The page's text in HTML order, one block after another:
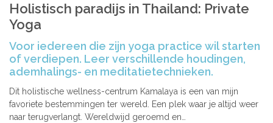
Holistisch paradijs in Thailand: Private
Yoga
Voor iedereen die zijn yoga practice wil starten
of verdiepen. Leer verschillende houdingen,
ademhalings- en meditatietechnieken.
Dit holistische wellness-centrum Kamalaya is een van mijn
favoriete bestemmingen ter wereld. Een plek waar je altijd weer
naar terugverlangt. Wereldwijd geroemd en…